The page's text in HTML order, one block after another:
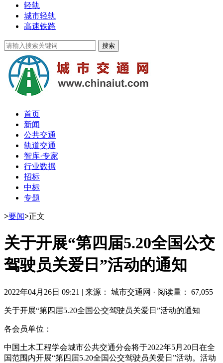
轻轨
城市轻轨
高速铁路
首页
新闻
公共交通
轨道交通
智库·专家
行业数据
招标
中标
专题
>要闻>正文
关于开展“第四届5.20全国公交
驾驶员关爱日”活动的通知
2022年04月26日 09:21 | 来源： 城市交通网 · 阅读量： 67,055
关于开展“第四届5.20全国公交驾驶员关爱日”活动的通知
各会员单位：
中国土木工程学会城市公共交通分会将于2022年5月20日在全
国范围内开展“第四届5.20全国公交驾驶员关爱日”活动。活动